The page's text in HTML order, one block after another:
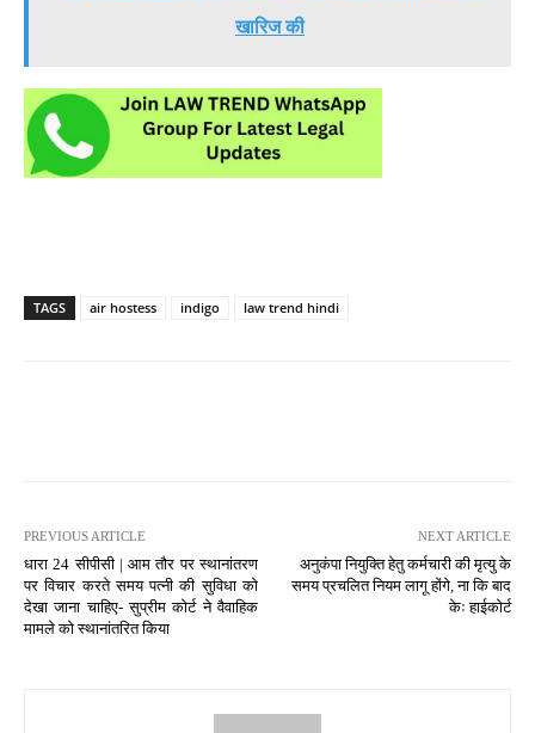
खारिज की
TAGS air hostess indigo law trend hindi
PREVIOUS ARTICLE
धारा 24 सीपीसी | आम तौर पर स्थानांतरण
पर विचार करते समय पत्नी की सुविधा को
देखा जाना चाहिए- सुप्रीम कोर्ट ने वैवाहिक
मामले को स्थानांतरित किया
NEXT ARTICLE
अनुकंपा नियुक्ति हेतु कर्मचारी की मृत्यु के
समय प्रचलित नियम लागू होंगे, ना कि बाद
केः हाईकोर्ट